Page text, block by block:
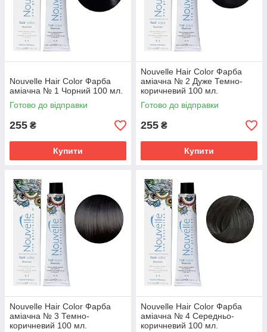
Nouvelle Hair Color Фарба
аміачна № 1 Чорний 100 мл.
Готово до відправки
255 ₴
Купити
Nouvelle Hair Color Фарба
аміачна № 2 Дуже Темно-
коричневий 100 мл.
Готово до відправки
255 ₴
Купити
Nouvelle Hair Color Фарба
аміачна № 3 Темно-
коричневий 100 мл.
Nouvelle Hair Color Фарба
аміачна № 4 Середньо-
коричневий 100 мл.